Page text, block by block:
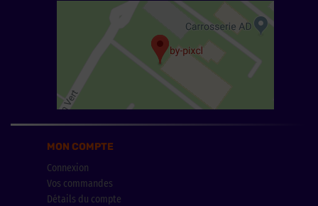
MON COMPTE
Connexion
Vos commandes
Détails du compte